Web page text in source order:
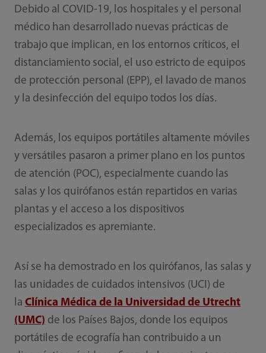
Debido al COVID-19, los hospitales y el personal
médico han desarrollado nuevas prácticas de
trabajo que implican, en los entornos críticos, el
distanciamiento social, el uso estricto de equipos
de protección personal (EPP), el lavado de manos
y la desinfección del equipo todos los días.
Además, los equipos portátiles altamente móviles
y versátiles pasaron a primer plano en los puntos
de atención (POC), especialmente cuando las
salas y los quirófanos están repartidos en varias
plantas y el acceso a los dispositivos
especializados es apremiante.
Así se ha demostrado en los quirófanos, las salas y
las unidades de cuidados intensivos (UCI) de
la Clínica Médica de la Universidad de Utrecht
(UMC) de los Países Bajos, donde los equipos
portátiles de ecografía han contribuido a un